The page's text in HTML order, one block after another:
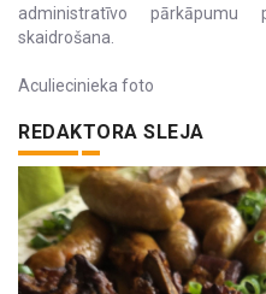
administratīvo
skaidrošana.
Aculiecinieka foto
REDAKTORA SLEJA